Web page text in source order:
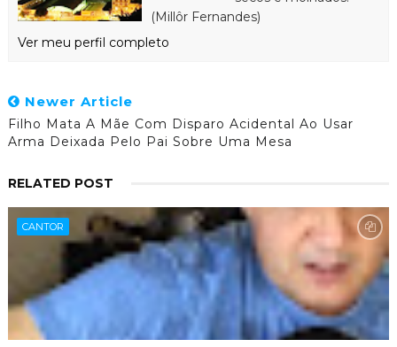
(Millôr Fernandes)
Ver meu perfil completo
Newer Article
Filho Mata A Mãe Com Disparo Acidental Ao Usar
Arma Deixada Pelo Pai Sobre Uma Mesa
RELATED POST
CANTOR